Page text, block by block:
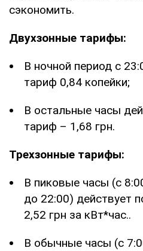
сэкономить.
Двухзонные тарифы:
В ночной период с
тариф 0,84 копейки;
В остальные часы
тариф – 1,68 грн.
Трехзонные тарифы:
В пиковые часы (с
до 22:00) действует
2,52 грн за кВт*час..
В обычные часы (с